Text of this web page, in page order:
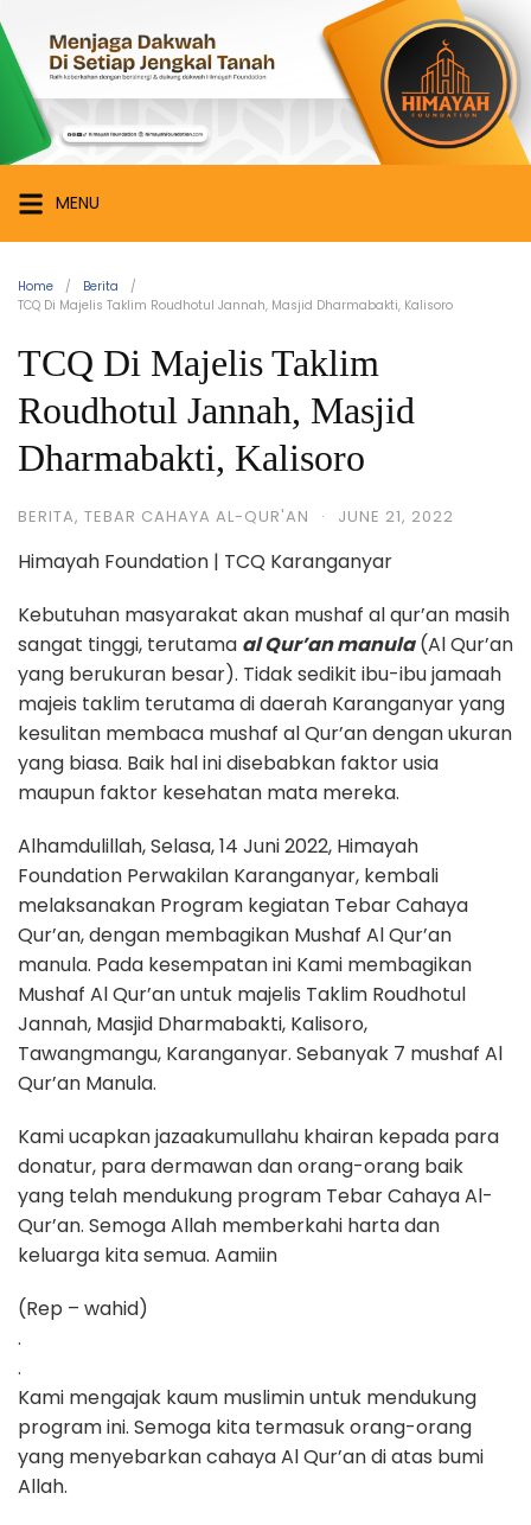
to
content
Himayah
Foundation
Menjaga
Dakwah
di
Setiap
Jengkal
MENU
Home
Berita
TCQ Di Majelis Taklim Roudhotul Jannah, Masjid Dharmabakti, Kalisoro
TCQ Di Majelis Taklim
Roudhotul Jannah, Masjid
Dharmabakti, Kalisoro
BERITA, TEBAR CAHAYA AL-QUR'AN · JUNE 21, 2022
Himayah Foundation | TCQ Karanganyar
Kebutuhan masyarakat akan mushaf al qur’an masih
sangat tinggi, terutama al Qur’an manula(Al Qur’an
yang berukuran besar). Tidak sedikit ibu-ibu jamaah
majeis taklim terutama di daerah Karanganyar yang
kesulitan membaca mushaf al Qur’an dengan ukuran
yang biasa. Baik hal ini disebabkan faktor usia
maupun faktor kesehatan mata mereka.
Alhamdulillah, Selasa, 14 Juni 2022, Himayah
Foundation Perwakilan Karanganyar, kembali
melaksanakan Program kegiatan Tebar Cahaya
Qur’an, dengan membagikan Mushaf Al Qur’an
manula. Pada kesempatan ini Kami membagikan
Mushaf Al Qur’an untuk majelis Taklim Roudhotul
Jannah, Masjid Dharmabakti, Kalisoro,
Tawangmangu, Karanganyar. Sebanyak 7 mushaf Al
Qur’an Manula.
Kami ucapkan jazaakumullahu khairan kepada para
donatur, para dermawan dan orang-orang baik
yang telah mendukung program Tebar Cahaya Al-
Qur’an. Semoga Allah memberkahi harta dan
keluarga kita semua. Aamiin
(Rep – wahid)
.
.
Kami mengajak kaum muslimin untuk mendukung
program ini. Semoga kita termasuk orang-orang
yang menyebarkan cahaya Al Qur’an di atas bumi
Allah.